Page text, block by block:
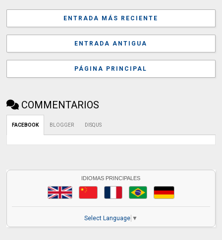
ENTRADA MÁS RECIENTE
ENTRADA ANTIGUA
PÁGINA PRINCIPAL
COMMENTARIOS
FACEBOOK BLOGGER DISQUS
IDIOMAS PRINCIPALES
Select Language ▼